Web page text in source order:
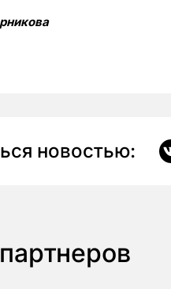
новостью: